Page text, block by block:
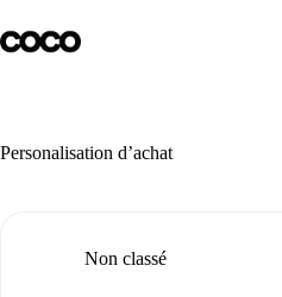
to
content
Personalisation d’achat
Non classé